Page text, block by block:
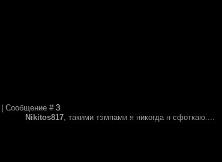
| Сообщение # 3
Nikitos817, такими тэмпами я никогда н сфоткаю....